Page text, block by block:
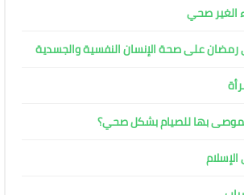
الغير صحي
رمضان على صحة الإنسان النفسية والجسدية
بها للصيام بشكل صحي؟